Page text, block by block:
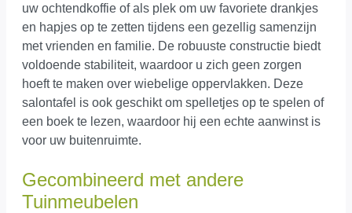
uw ochtendkoffie of als plek om uw favoriete drankjes
en hapjes op te zetten tijdens een gezellig samenzijn
met vrienden en familie. De robuuste constructie biedt
voldoende stabiliteit, waardoor u zich geen zorgen
hoeft te maken over wiebelige oppervlakken. Deze
salontafel is ook geschikt om spelletjes op te spelen of
een boek te lezen, waardoor hij een echte aanwinst is
voor uw buitenruimte.
Gecombineerd met andere
Tuinmeubelen